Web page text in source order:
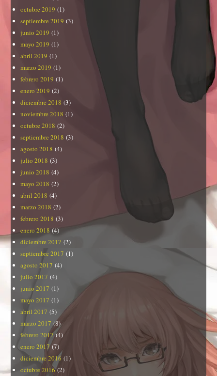
octubre 2019 (1)
septiembre 2019 (3)
junio 2019 (1)
mayo 2019 (1)
abril 2019 (1)
marzo 2019 (1)
febrero 2019 (1)
enero 2019 (2)
diciembre 2018 (3)
noviembre 2018 (1)
octubre 2018 (2)
septiembre 2018 (3)
agosto 2018 (4)
julio 2018 (3)
junio 2018 (4)
mayo 2018 (2)
abril 2018 (4)
marzo 2018 (2)
febrero 2018 (3)
enero 2018 (4)
diciembre 2017 (2)
septiembre 2017 (1)
agosto 2017 (4)
julio 2017 (4)
junio 2017 (1)
mayo 2017 (1)
abril 2017 (5)
marzo 2017 (8)
febrero 2017(4)
enero 2017(7)
diciembre 2016 (1)
octubre 2016(2)